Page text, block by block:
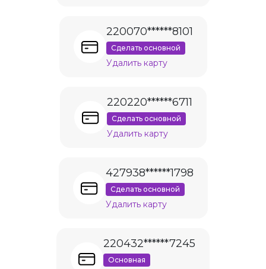
220070******8101
Сделать основной
Удалить карту
220220******6711
Сделать основной
Удалить карту
427938******1798
Сделать основной
Удалить карту
220432******7245
Основная